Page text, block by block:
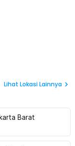
Lihat Lokasi Lainnya
Barat